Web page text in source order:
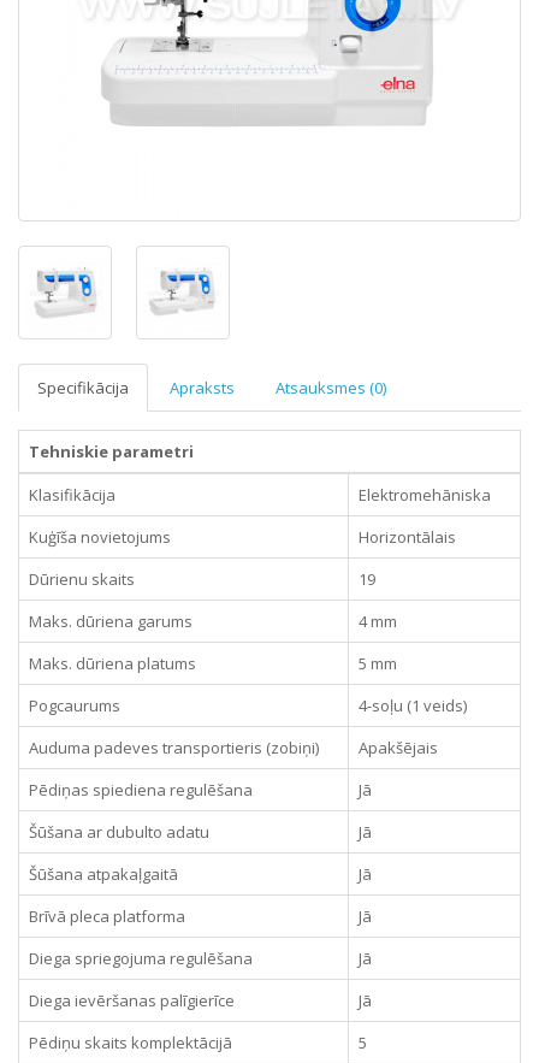
Specifikācija Apraksts Atsauksmes (0)
Tehniskie parametri
Klasifikācija
Elektromehāniska
Kuģīša novietojums
Horizontālais
Dūrienu skaits
19
Maks. dūriena garums
4 mm
Maks. dūriena platums
5 mm
Pogcaurums
4-soļu (1 veids)
Auduma padeves transportieris (zobiņi)
Apakšējais
Pēdiņas spiediena regulēšana
Jā
Šūšana ar dubulto adatu
Jā
Šūšana atpakaļgaitā
Jā
Brīvā pleca platforma
Jā
Diega spriegojuma regulēšana
Jā
Diega ievēršanas palīgierīce
Jā
Pēdiņu skaits komplektācijā
5